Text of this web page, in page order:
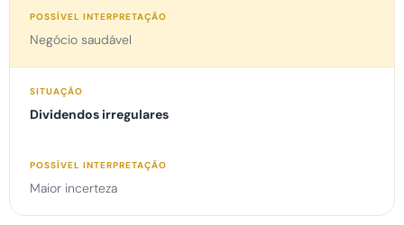
Negócio saudável
Dividendos irregulares
Maior incerteza